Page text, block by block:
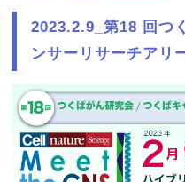
2023.2.9_第18 回つ
ンサーリサーチアリ